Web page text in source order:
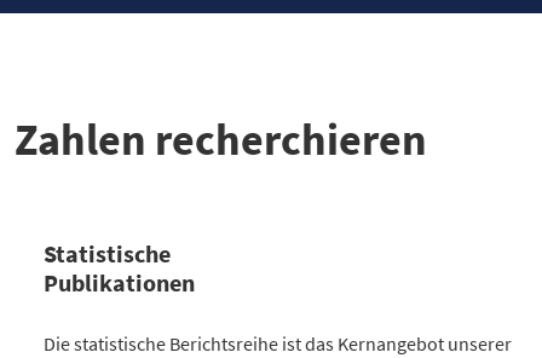
Zahlen recherchieren
Statistische
Publikationen
Kategorie
Anzahl Publikationen
Die statistische Berichtsreihe ist das Kernangebot unserer